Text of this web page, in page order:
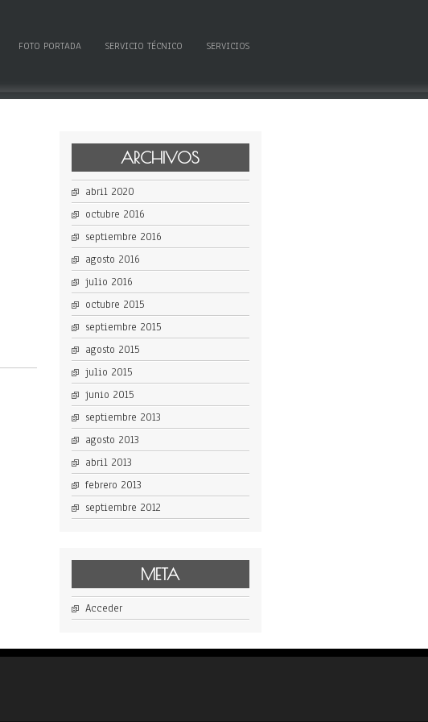
FOTO PORTADA SERVICIO TÉCNICO SERVICIOS
ARCHIVOS
abril 2020
octubre 2016
septiembre 2016
agosto 2016
julio 2016
octubre 2015
septiembre 2015
agosto 2015
julio 2015
junio 2015
septiembre 2013
agosto 2013
abril 2013
febrero 2013
septiembre 2012
META
Acceder